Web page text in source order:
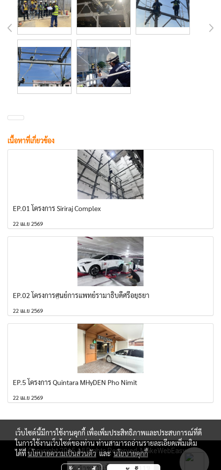
เนื้อหาที่เกี่ยวข้อง
EP.01 โครงการ Siriraj Complex
22 เม.ย 2569
EP.02 โครงการศูนย์การแพทย์รามาธิบดีศรีอยุธยา
22 เม.ย 2569
EP.5 โครงการ Quintara MHyDEN Pho Nimit
22 เม.ย 2569
© Copyright 2015 All Rights Reserved. MakeWebEasy.com
ผู้เข้าชมวันนี้ 119
เว็บไซต์นี้มีการใช้งานคุกกี้ เพื่อเพิ่มประสิทธิภาพและประสบการณ์ที่ดี
ในการใช้งานเว็บไซต์ของท่าน ท่านสามารถอ่านรายละเอียดเพิ่มเติม
ได้ที่นโยบายความเป็นส่วนตัวและนโยบายคุกกี้